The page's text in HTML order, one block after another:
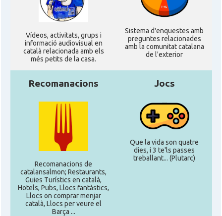
Ví­deos, activitats, grups i
informació audiovisual en
català relacionada amb els
més petits de la casa.
Sistema d'enquestes amb
preguntes relacionades
amb la comunitat catalana
de l'exterior
Recomanacions
Recomanacions de
catalansalmon; Restaurants,
Guies Turístics en català,
Hotels, Pubs, Llocs fantàstics,
Llocs on comprar menjar
català, Llocs per veure el
Barça ...
Jocs
Que la vida son quatre
dies, i 3 te'ls passes
treballant... (Plutarc)